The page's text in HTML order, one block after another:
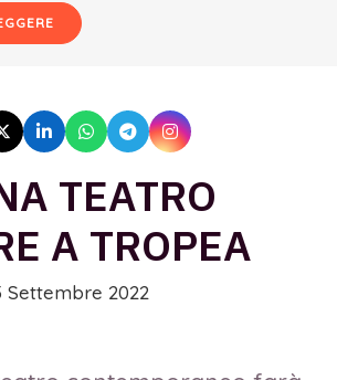
TEATRO
A TROPEA
Settembre 2022